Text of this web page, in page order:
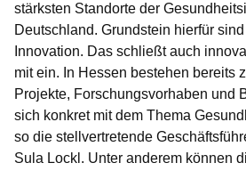
stärksten Standorte der
Deutschland. Grundstein hierfür
Innovation. Das schließt auch
mit ein. In Hessen bestehen bereits
Projekte, Forschungsvorhaben und
sich konkret mit dem Thema
so die stellvertretende
Sula Lockl . Unter anderem können